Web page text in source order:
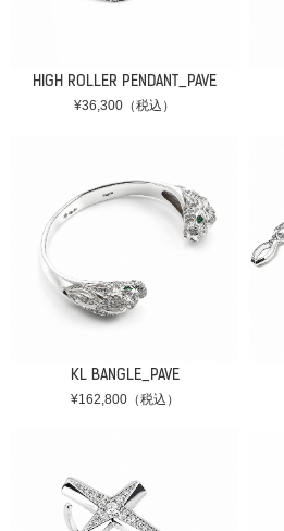
HIGH ROLLER PENDANT_PAVE
¥36,300（税込）
KL BANGLE_PAVE
¥162,800（税込）